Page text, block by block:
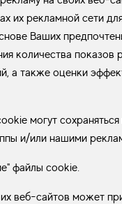
их рекламной сети
Ваших
количества показов
а также оценки
могут сохраняться
и/или нашими
файлы cookie.
веб-сайтов может